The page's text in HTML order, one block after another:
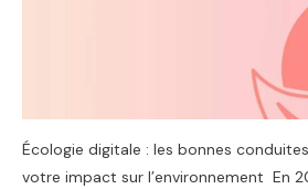
Écologie digitale : les bonnes
votre impact sur l’environnement En